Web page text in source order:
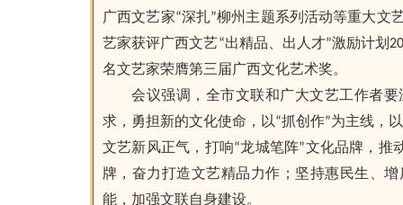
广西文艺家“深扎”柳州主题系列活动等重大文
艺家获评广西文艺“出精品、出人才”激励计划
名文艺家荣膺第三届广西文化艺术奖。
会议强调，全市文联和广大文艺工作者
求，勇担新的文化使命，以“抓创作”为主线，
文艺新风正气，打响“龙城笔阵”文化品牌，
牌，奋力打造文艺精品力作；坚持惠民生、
能，加强文联自身建设。